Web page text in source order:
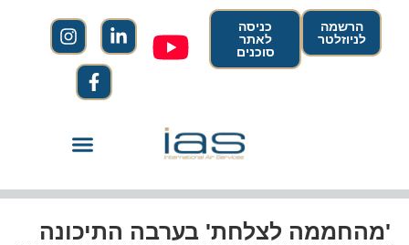
הרשמה
לניוזלטר
כניסה
לאתר
סוכנים
'מהחממה לצלחת' בערבה התיכונה